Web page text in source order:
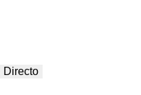
Directo